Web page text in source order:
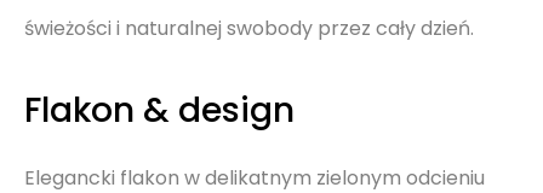
świeżości i naturalnej swobody przez cały dzień.
Flakon & design
Elegancki flakon w delikatnym zielonym odcieniu